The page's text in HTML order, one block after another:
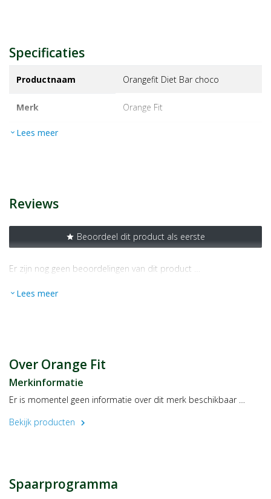
Specificaties
Productnaam Orangefit Diet Bar choco
Merk orange fit
EAN
expand_more Lees meer
Reviews
star Beoordeel dit product als eerste
Er zijn nog geen beoordelingen van dit product …
expand_more Lees meer
Over Orange Fit
Merkinformatie
Er is momentel geen informatie over dit merk beschikbaar …
Bekijk producten
chevron_right
Spaarprogramma